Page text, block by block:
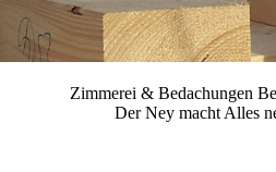
Zimmerei & Bedachungen
Der Ney macht Alles